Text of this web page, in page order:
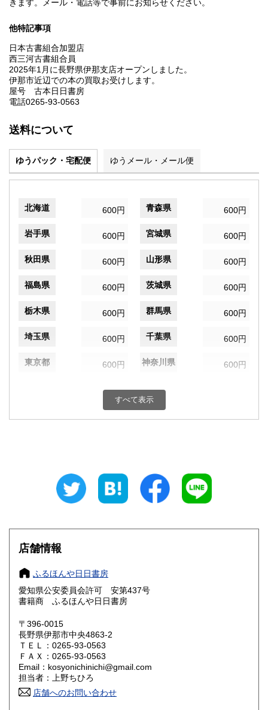
きます。メール・電話等で事前にお知らせください。
他特記事項
日本古書組合加盟店
西三河古書組合員
2025年1月に長野県伊那支店オープンしました。
伊那市近辺での本の買取お受けします。
屋号 古本日日書房
電話0265-93-0563
送料について
ゆうパック・宅配便 ゆうメール・メール便
北海道 600円 青森県 600円
岩手県 600円 宮城県 600円
秋田県 600円 山形県 600円
福島県 600円 茨城県 600円
栃木県 600円 群馬県 600円
埼玉県 600円 千葉県 600円
東京都 600円 神奈川県 600円
600円 富山県
600円 三重県
大阪府
奈良県 600円
鳥取県 600円 島根県
岡山県
山口県 600円
香川県 600円 愛媛県
高知県 600円
すべて表示
店舗情報
ふるほんや日日書房
愛知県公安委員会許可 安第437号
書籍商 ふるほんや日日書房
〒396-0015
長野県伊那市中央4863-2
ＴＥＬ：0265-93-0563
ＦＡＸ：0265-93-0563
Email：kosyonichinichi@gmail.com
担当者：上野ちひろ
店舗へのお問い合わせ